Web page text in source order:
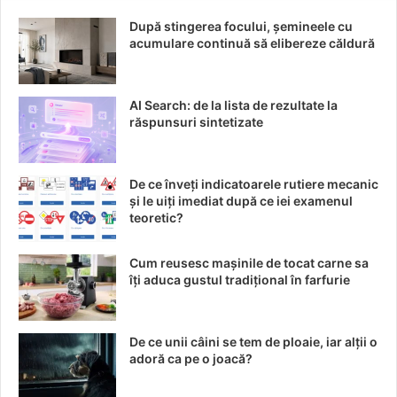
minunate, pe care sa le folosesti intotdeauna cu drag.
Aloca-ti timp sa studiezi ofertele, iar apoi ia o decizie in
functie de cum consideri ca este cel mai bine pentru tine!
Date de contact:
E-mail:andrei@lux-sanitary.ro
Telefon: 0760 077 183
După stingerea focului, șemineele cu
acumulare continuă să elibereze căldură
AI Search: de la lista de rezultate la
răspunsuri sintetizate
De ce înveți indicatoarele rutiere mecanic
și le uiți imediat după ce iei examenul
teoretic?
Cum reusesc mașinile de tocat carne sa
îți aduca gustul tradițional în farfurie
De ce unii câini se tem de ploaie, iar alții o
adoră ca pe o joacă?